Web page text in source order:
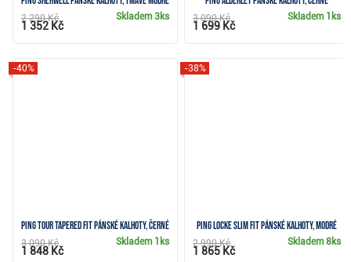
Skladem3ks
2 290 Kč
1 352 Kč
Skladem 1ks
3 090 Kč
1 699 Kč
Ping Tour Tapered Fit pánské kalhoty, černé
-40%
Skladem 1ks
3 090 Kč
1 848 Kč
Ping Locke Slim Fit pánské kalhoty, modré
-38%
Skladem8ks
2 990 Kč
1 865 Kč